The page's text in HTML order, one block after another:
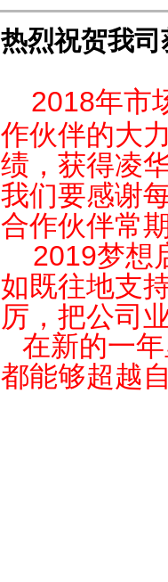
热烈祝贺我
2018年市
作伙伴的大
绩，获得凌
我们要感谢
合作伙伴常
2019梦想
如既往地支
厉，把公司
在新的一
都能够超越